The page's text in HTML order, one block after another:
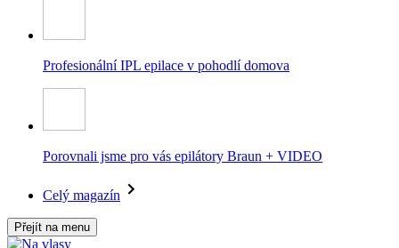
Profesionální IPL epilace v pohodlí domova
Porovnali jsme pro vás epilátory Braun + VIDEO
Celý magazín
Přejít na menu